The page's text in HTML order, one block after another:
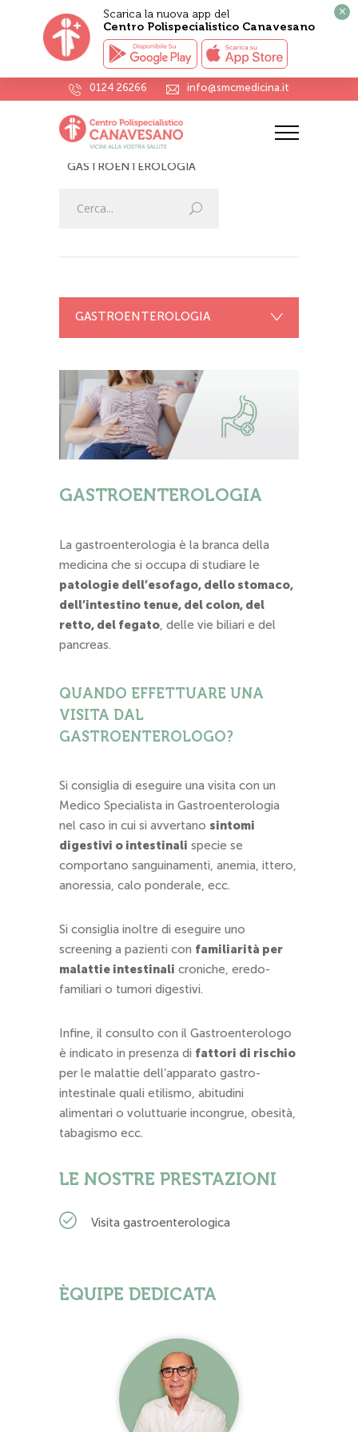
0124 26266 info@smcmedicina.it
GASTROENTEROLOGIA
HOME
VISITE SPECIALISTICHE
GASTROENTEROLOGIA
GASTROENTEROLOGIA
GASTROENTEROLOGIA
La gastroenterologia è la branca della
medicina che si occupa di studiare le
patologie dell’esofago, dello stomaco,
dell’intestino tenue, del colon, del
retto, del fegato, delle vie biliari e del
pancreas.
QUANDO EFFETTUARE UNA
VISITA DAL
GASTROENTEROLOGO?
Si consiglia di eseguire una visita con un
Medico Specialista in Gastroenterologia
nel caso in cui si avvertano sintomi
digestivi o intestinali specie se
comportano sanguinamenti, anemia, ittero,
anoressia, calo ponderale, ecc.
Si consiglia inoltre di eseguire uno
screening a pazienti con familiarità per
malattie intestinali croniche, eredo-
familiari o tumori digestivi.
Infine, il consulto con il Gastroenterologo
è indicato in presenza di fattori di rischio
per le malattie dell’apparato gastro-
intestinale quali etilismo, abitudini
alimentari o voluttuarie incongrue, obesità,
tabagismo ecc.
LE NOSTRE PRESTAZIONI
Visita gastroenterologica
ÈQUIPE DEDICATA
Scarica la nuova app del
Centro Polispecialistico Canavesano
×